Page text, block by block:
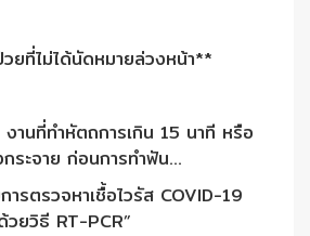
ยที่ไม่ได้นัดหมายล่วงหน้า**
านที่ทำหัตถการเกิน 15 นาที หรือ
ระจาย ก่อนการทำฟัน…
ารตรวจหาเชื้อไวรัส COVID-19
วยวิธี RT-PCR”